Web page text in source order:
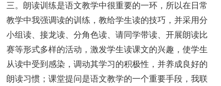
三。朗读训练是语文教学中很重要的一环，所以在日常
教学中我强调读的训练，教给学生读的技巧，并采用分
小组读、接龙读、分角色读、请同学带读、开展朗读比
赛等形式多样的活动，激发学生读课文的兴趣，使学生
从读中受到感染，调动其学习的积极性，并养成良好的
朗读习惯；课堂提问是语文教学的一个重要手段，我联